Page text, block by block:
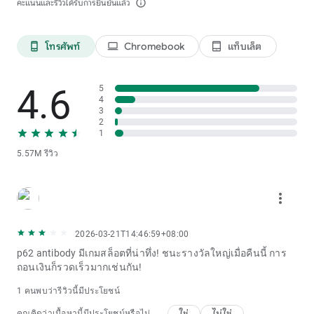
คะแนนและรีวิวได้รับการยืนยันแล้ว info_outline
phone_android โทรศัพท์ laptop Chromebook tablet_android แท็บเล็ต
4.6
5.57M รีวิว
5
4
3
2
1
more_vert
2026-03-21T14:46:59+08:00
p62 antibody มีเกมสล็อตที่น่าทึ่ง! ชนะรางวัลใหญ่เมื่อคืนนี้ การ
ถอนเงินก็รวดเร็วมากเช่นกัน!
1 คนพบว่ารีวิวนี้มีประโยชน์